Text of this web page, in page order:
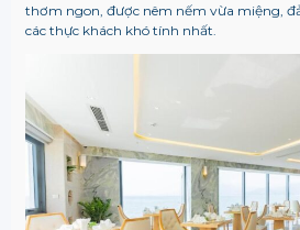
thơm ngon, được nêm nếm vừa miệng,
các thực khách khó tính nhất.